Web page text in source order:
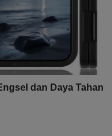
dan Daya Tahan